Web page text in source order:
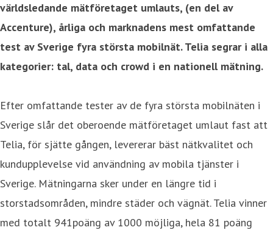
världsledande mätföretaget umlauts, (en del av
Accenture), årliga och marknadens mest omfattande
test av Sverige fyra största mobilnät. Telia segrar i alla
kategorier: tal, data och crowd i en nationell mätning.
Efter omfattande tester av de fyra största mobilnäten i
Sverige slår det oberoende mätföretaget umlaut fast att
Telia, för sjätte gången, levererar bäst nätkvalitet och
kundupplevelse vid användning av mobila tjänster i
Sverige. Mätningarna sker under en längre tid i
storstadsområden, mindre städer och vägnät. Telia vinner
med totalt 941poäng av 1000 möjliga, hela 81 poäng